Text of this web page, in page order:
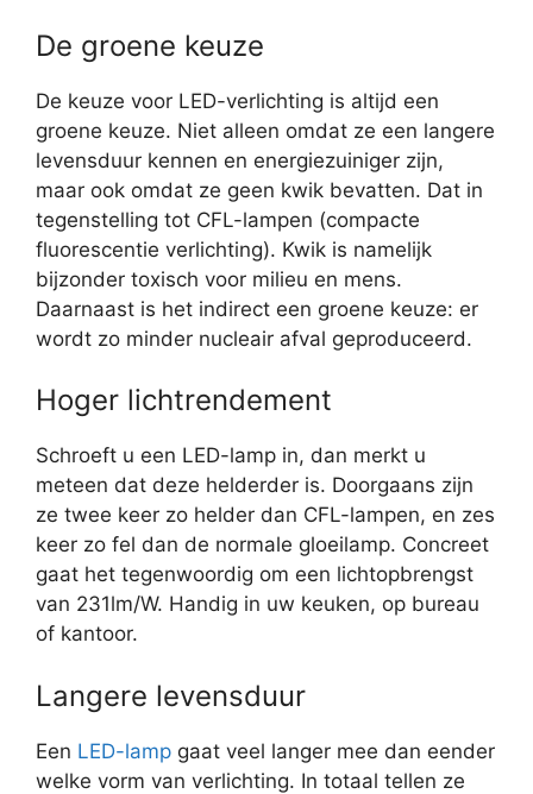
De groene keuze
De keuze voor LED-verlichting is altijd een
groene keuze. Niet alleen omdat ze een langere
levensduur kennen en energiezuiniger zijn,
maar ook omdat ze geen kwik bevatten. Dat in
tegenstelling tot CFL-lampen (compacte
fluorescentie verlichting). Kwik is namelijk
bijzonder toxisch voor milieu en mens.
Daarnaast is het indirect een groene keuze: er
wordt zo minder nucleair afval geproduceerd.
Hoger lichtrendement
Schroeft u een LED-lamp in, dan merkt u
meteen dat deze helderder is. Doorgaans zijn
ze twee keer zo helder dan CFL-lampen, en zes
keer zo fel dan de normale gloeilamp. Concreet
gaat het tegenwoordig om een lichtopbrengst
van 231lm/W. Handig in uw keuken, op bureau
of kantoor.
Langere levensduur
Een LED-lamp gaat veel langer mee dan eender
welke vorm van verlichting. In totaal tellen ze